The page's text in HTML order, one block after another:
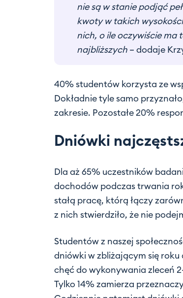
nie są w stanie podjąć
kwoty w takich
nich, o ile oczywiście ma
najbliższych– dodaje
40% studentów korzysta ze
Dokładnie tyle samo
zakresie. Pozostałe 20%
Dniówki
Dla aż 65% uczestników
dochodów podczas trwania
stałą pracę, którą łączy
z nich stwierdziło, że nie
Studentów z naszej
dniówki w zbliżającym się
chęć do wykonywania zleceń
Tylko 14% zamierza